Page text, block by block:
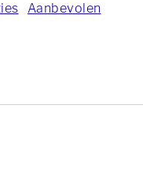
Aanbevolen